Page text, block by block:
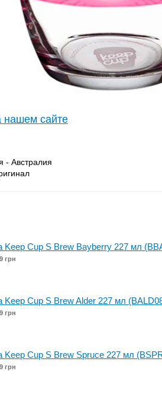
нашем сайте
- Австралия
Keep Cup S Brew Bayberry 227 мл
грн
Keep Cup S Brew Alder 227 мл
грн
Keep Cup S Brew Spruce 227 мл
грн